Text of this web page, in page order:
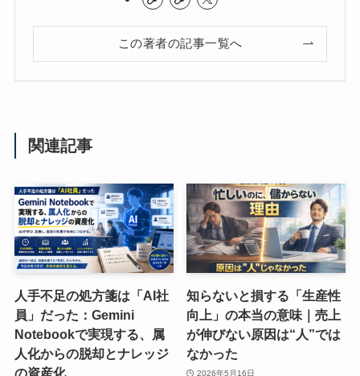
この著者の記事一覧へ
関連記事
人手不足の処方箋は「AI社
員」だった：Gemini
Notebookで実現する、属
人化からの脱却とナレッジ
の資産化
知らないと損する「生産性
向上」の本当の意味｜売上
が伸びない原因は“人”では
なかった
2026年5月16日